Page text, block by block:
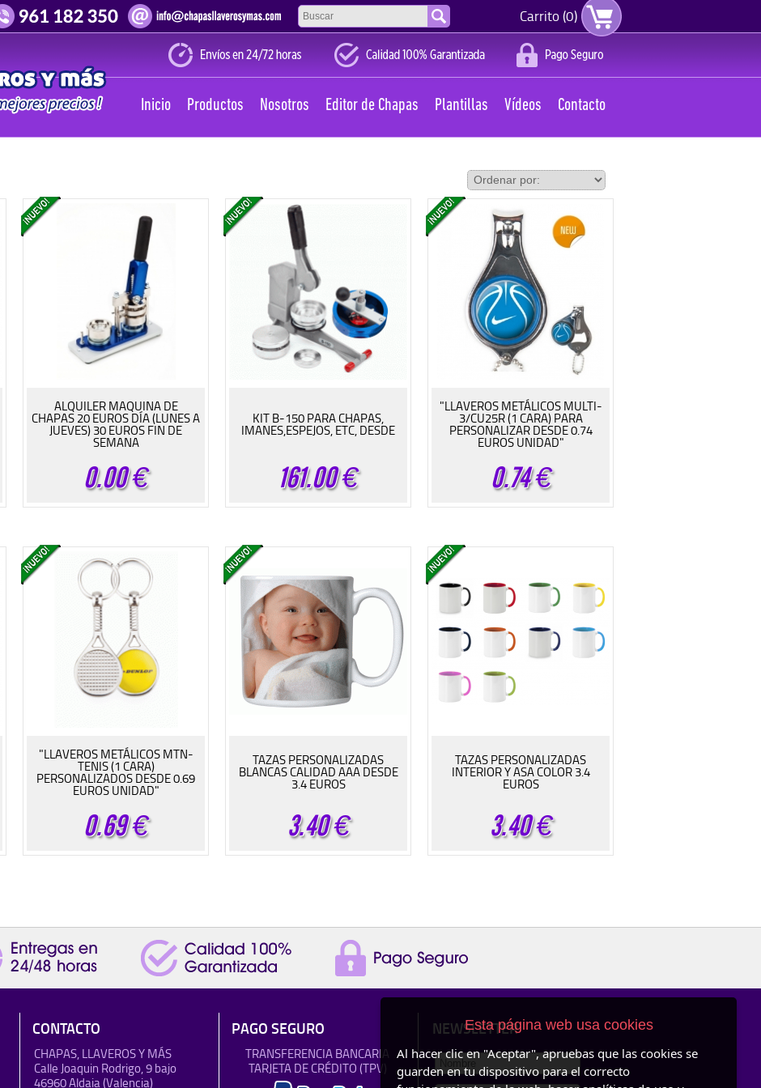
Carrito (0)
Nosotros Editor de Chapas Plantillas Vídeos Contacto
Productos
Inicio
ALQUILER MAQUINA DE
CHAPAS 20 EUROS DÍA (LUNES A
JUEVES) 30 EUROS FIN DE
SEMANA
0.00€
KIT B-150 PARA CHAPAS,
IMANES,ESPEJOS, ETC, DESDE
161.00€
"LLAVEROS METÁLICOS MULTI-
3/CU25R (1 CARA) PARA
PERSONALIZAR DESDE 0.74
EUROS UNIDAD"
0.74€
"LLAVEROS METÁLICOS MTN-
TENIS (1 CARA)
PERSONALIZADOS DESDE 0.69
EUROS UNIDAD"
0.69€
TAZAS PERSONALIZADAS
BLANCAS CALIDAD AAA DESDE
3.4 EUROS
3.40€
TAZAS PERSONALIZADAS
INTERIOR Y ASA COLOR 3.4
EUROS
3.40€
CONTACTO
CHAPAS, LLAVEROS Y MÁS
Calle Joaquin Rodrigo, 9 bajo
46960 Aldaia (Valencia)
PAGO SEGURO
TRANSFERENCIA BANCARIA
TARJETA DE CRÉDITO (TPV)
NEWSLETTER
Esta página web usa cookies
Al hacer clic en "Aceptar", apruebas que las cookies se
guarden en tu dispositivo para el correcto